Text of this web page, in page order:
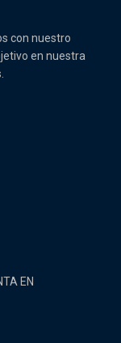
con nuestro
en nuestra
EN